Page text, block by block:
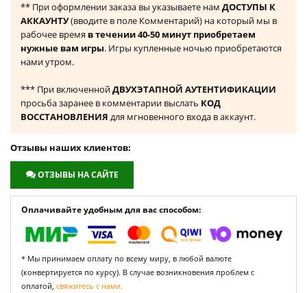
** При оформлении заказа вы указываете нам ДОСТУПЫ К
АККАУНТУ(вводите в поле Комментарий) на который мы в
рабочее время в течении 40-50 минут приобретаем
нужные вам игры. Игры купленные ночью приобретаются
нами утром.
*** При включеннойДВУХЭТАПНОЙ АУТЕНТИФИКАЦИИ
просьба заранее в комментарии выслать КОД
ВОССТАНОВЛЕНИЯ для мгновенного входа в аккаунт.
Отзывы наших клиентов:
ОТЗЫВЫ НА САЙТЕ
Оплачивайте удобным для вас способом:
* Мы принимаем оплату по всему миру, в любой валюте
(конвертируется по курсу). В случае возникновения проблем с
оплатой, свяжитесь с нами.